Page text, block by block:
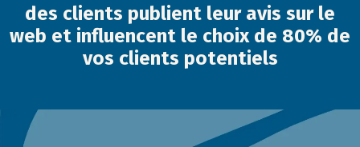
des clients publient leur avis sur le
web et influencent le choix de 80% de
vos clients potentiels